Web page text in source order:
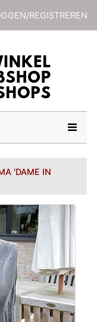
REGISTREREN
'DAME IN